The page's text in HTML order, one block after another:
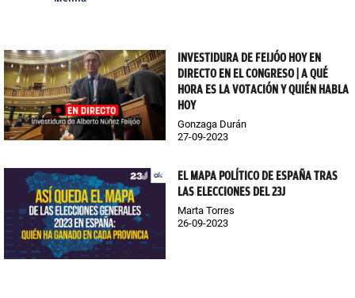
INVESTIDURA DE FEIJÓO HOY EN
DIRECTO EN EL CONGRESO | A QUÉ
HORA ES LA VOTACIÓN Y QUIÉN HABLA
HOY
Gonzaga Durán
27-09-2023
EL MAPA POLÍTICO DE ESPAÑA TRAS
LAS ELECCIONES DEL 23J
Marta Torres
26-09-2023